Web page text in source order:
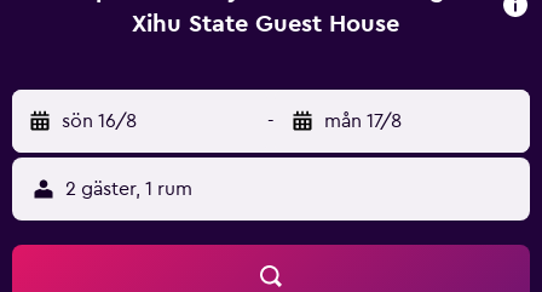
läge i stadsdelen Xihu, bara 10 minuters promenad från
kan nås på 40 minuter med bil. Till Suzhous järnvägsstation
tar det cirka 25 minuter med bil. Hangzhous kända
turistattraktioner ligger knappt 30 minuters bilresa från
hotellet. Alla rum är elegant och mysigt inredda. Det finns
luftkonditionering och platt-tv med både kabel och
satellitkanaler. Rummen har en fantastisk utsikt.Här finns
också rum med vattenkokare och värdeskåp. Varje rum har
Xihu State Guest House
sön 16/8 - mån 17/8
2 gäster, 1 rum